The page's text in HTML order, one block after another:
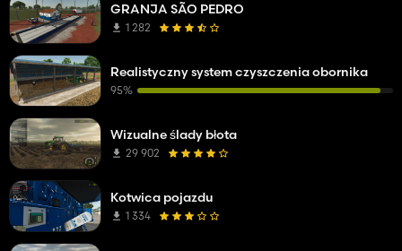
GRANJA SÃO PEDRO
1 282
Realistyczny system czyszczenia obornika
95%
Wizualne ślady błota
29 902
Kotwica pojazdu
1 334